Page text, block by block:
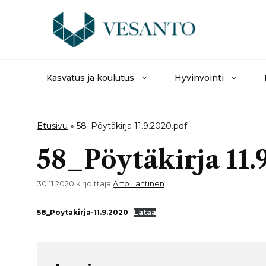
Kasvatus ja koulutus Hyvinvointi
Etusivu » 58_Pöytäkirja 11.9.2020.pdf
58_Pöytäkirja
30.11.2020 kirjoittaja Arto Lahtinen
58_Poytakirja-11.9.2020 Lataa